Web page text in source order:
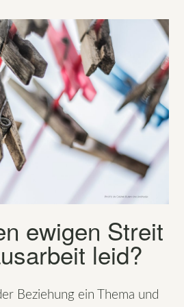
ewigen Streit
leid?
Beziehung ein Thema und